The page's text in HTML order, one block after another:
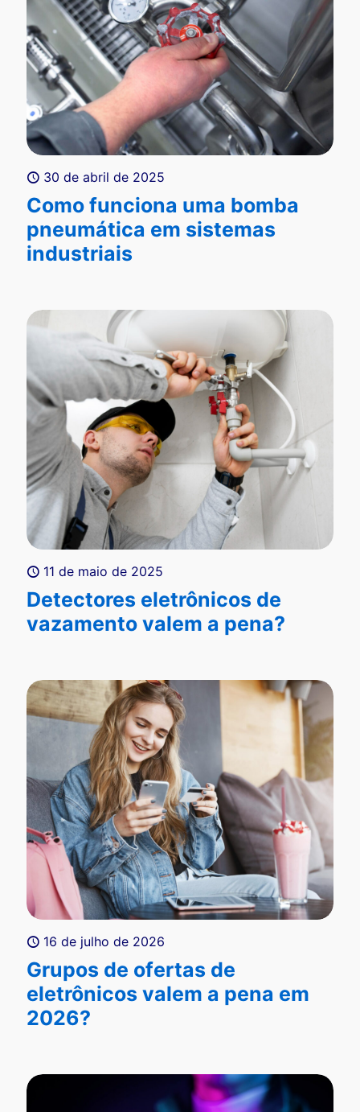
30 de abril de 2025
Como funciona uma bomba
pneumática em sistemas
industriais
11 de maio de 2025
Detectores eletrônicos de
vazamento valem a pena?
16 de julho de 2026
Grupos de ofertas de
eletrônicos valem a pena em
2026?